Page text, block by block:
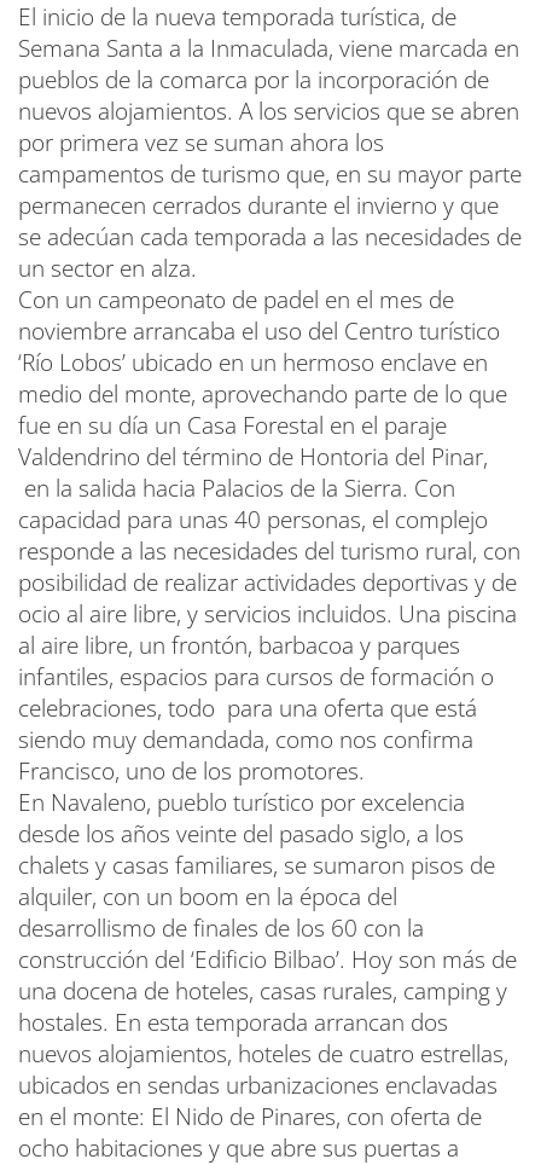
El inicio de la nueva temporada turística, de
Semana Santa a la Inmaculada, viene marcada en
pueblos de la comarca por la incorporación de
nuevos alojamientos. A los servicios que se abren
por primera vez se suman ahora los
campamentos de turismo que, en su mayor parte
permanecen cerrados durante el invierno y que
se adecúan cada temporada a las necesidades de
un sector en alza.
Con un campeonato de padel en el mes de
noviembre arrancaba el uso del Centro turístico
‘Río Lobos’ ubicado en un hermoso enclave en
medio del monte, aprovechando parte de lo que
fue en su día un Casa Forestal en el paraje
Valdendrino del término de Hontoria del Pinar,
en la salida hacia Palacios de la Sierra. Con
capacidad para unas 40 personas, el complejo
responde a las necesidades del turismo rural, con
posibilidad de realizar actividades deportivas y de
ocio al aire libre, y servicios incluidos. Una piscina
al aire libre, un frontón, barbacoa y parques
infantiles, espacios para cursos de formación o
celebraciones, todo para una oferta que está
siendo muy demandada, como nos confirma
Francisco, uno de los promotores.
En Navaleno, pueblo turístico por excelencia
desde los años veinte del pasado siglo, a los
chalets y casas familiares, se sumaron pisos de
alquiler, con un boom en la época del
desarrollismo de finales de los 60 con la
construcción del ‘Edificio Bilbao’. Hoy son más de
una docena de hoteles, casas rurales, camping y
hostales. En esta temporada arrancan dos
nuevos alojamientos, hoteles de cuatro estrellas,
ubicados en sendas urbanizaciones enclavadas
en el monte: El Nido de Pinares, con oferta de
ocho habitaciones y que abre sus puertas a